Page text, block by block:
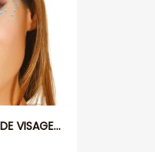
VISAGE...